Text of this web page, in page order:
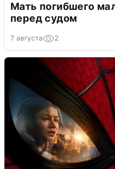
Мать погибшего
перед судом
7 августа 2